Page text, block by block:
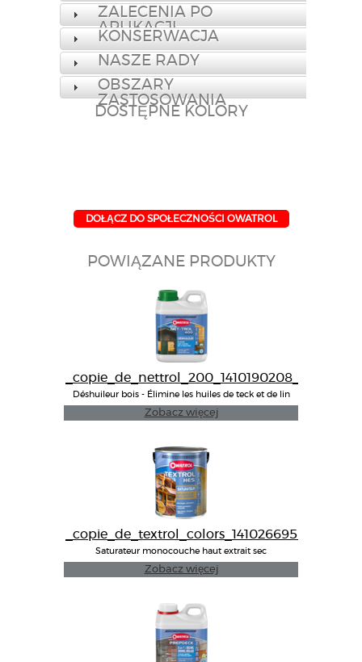
ZALECENIA PO
APLIKACJI
KONSERWACJA
NASZE RADY
OBSZARY
ZASTOSOWANIA
DOSTĘPNE KOLORY
DOŁĄCZ DO SPOŁECZNOŚCI OWATROL
POWIĄZANE PRODUKTY
_copie_de_nettrol_200_1410190208_
Déshuileur bois - Élimine les huiles de teck et de lin
noircies. Bardages, terrasses, salon de jardin
Zobacz więcej
_copie_de_textrol_colors_1410266959_
Saturateur monocouche haut extrait sec
Zobacz więcej